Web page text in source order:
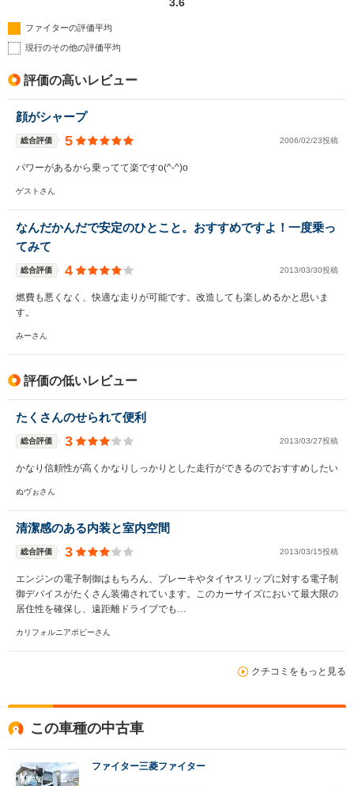
3.6
ファイターの評価平均
現行のその他の評価平均
評価の高いレビュー
顔がシャープ
総合評価 5 2006/02/23投稿
パワーがあるから乗ってて楽ですo(^-^)o
ゲストさん
なんだかんだで安定のひとこと。おすすめですよ！一度乗っ
てみて
総合評価 4 2013/03/30投稿
燃費も悪くなく、快適な走りが可能です。改造しても楽しめるかと思いま
す。
みーさん
評価の低いレビュー
たくさんのせられて便利
総合評価 3 2013/03/27投稿
かなり信頼性が高くかなりしっかりとした走行ができるのでおすすめしたい
ぬヴぉさん
清潔感のある内装と室内空間
総合評価 3 2013/03/15投稿
エンジンの電子制御はもちろん、ブレーキやタイヤスリップに対する電子制
御デバイスがたくさん装備されています。このカーサイズにおいて最大限の
居住性を確保し、遠距離ドライブでも…
カリフォルニアポピーさん
クチコミをもっと見る
この車種の中古車
ファイター三菱ファイター